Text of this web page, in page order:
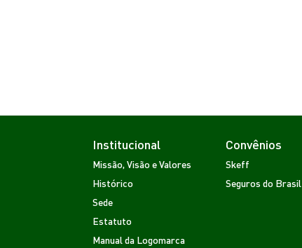
Institucional
Missão, Visão e Valores
Histórico
Sede
Estatuto
Manual da Logomarca
Convênios
Skeff
Seguros do Brasil